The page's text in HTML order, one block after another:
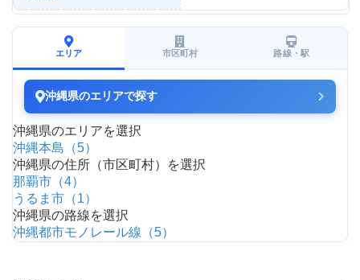
エリア 市区町村 路線・駅
沖縄県のエリアで探す
沖縄県のエリアを選択
沖縄本島（5）
沖縄県の住所（市区町村）を選択
那覇市（4）
うるま市（1）
沖縄県の路線を選択
沖縄都市モノレール線（5）